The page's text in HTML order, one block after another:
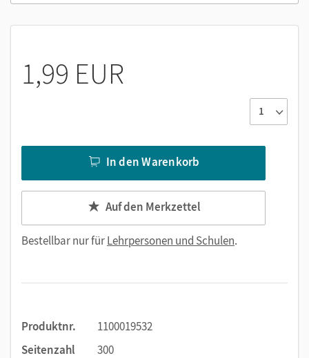
1,99 EUR
In den Warenkorb
Auf den Merkzettel
Bestellbar nur fürLehrpersonen und Schulen.
Produktnr.
1100019532
Seitenzahl
300